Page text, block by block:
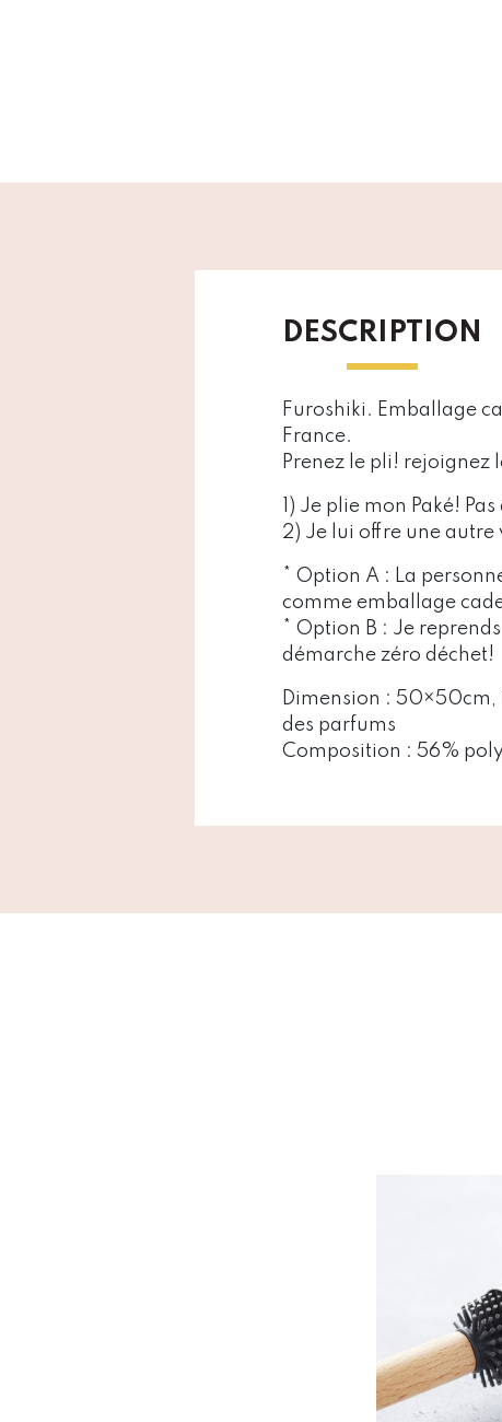
DESCRIPTION
Furoshiki. Emballage
France.
Prenez le pli! rejoignez
1) Je plie mon Paké!
2) Je lui offre une autre
* Option A : La
comme emballage
* Option B : Je
démarche zéro déchet!
Dimension : 50×50cm,
des parfums
Composition : 56%